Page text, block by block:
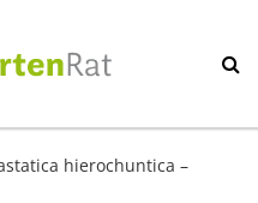
hierochuntica –